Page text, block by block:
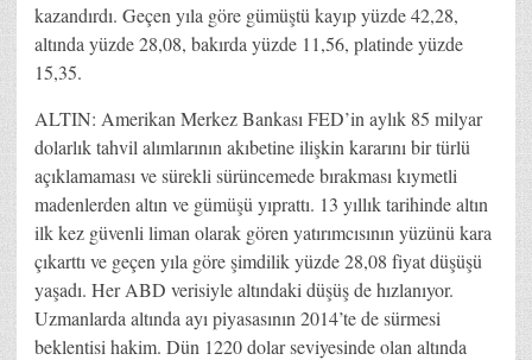
kazandırdı. Geçen yıla göre gümüştü kayıp yüzde 42,28,
altında yüzde 28,08, bakırda yüzde 11,56, platinde yüzde
15,35.
ALTIN: Amerikan Merkez Bankası FED’in aylık 85 milyar
dolarlık tahvil alımlarının akıbetine ilişkin kararını bir türlü
açıklamaması ve sürekli sürüncemede bırakması kıymetli
madenlerden altın ve gümüşü yıprattı. 13 yıllık tarihinde altın
ilk kez güvenli liman olarak gören yatırımcısının yüzünü kara
çıkarttı ve geçen yıla göre şimdilik yüzde 28,08 fiyat düşüşü
yaşadı. Her ABD verisiyle altındaki düşüş de hızlanıyor.
Uzmanlarda altında ayı piyasasının 2014’te de sürmesi
beklentisi hakim. Dün 1220 dolar seviyesinde olan altında